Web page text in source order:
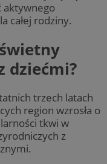
aktywnego
całej rodziny.
dziećmi?
trzech latach
region wzrosła o
tkwi w
z